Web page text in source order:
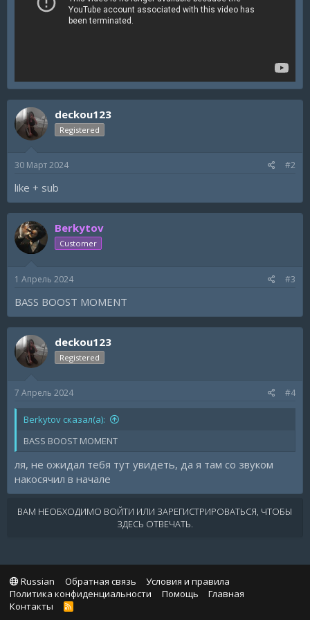
deckou123
Registered
30 Март 2024 #2
like + sub
Berkytov
Customer
1 Апрель 2024 #3
BASS BOOST MOMENT
deckou123
Registered
7 Апрель 2024 #4
Berkytov сказал(а):
BASS BOOST MOMENT
ля, не ожидал тебя тут увидеть, да я там со звуком
накосячил в начале
ВАМ НЕОБХОДИМО ВОЙТИ ИЛИ ЗАРЕГИСТРИРОВАТЬСЯ, ЧТОБЫ
ЗДЕСЬ ОТВЕЧАТЬ.
Russian Обратная связь
Условия и правила
Политика конфиденциальности
Помощь
Главная
Контакты
R